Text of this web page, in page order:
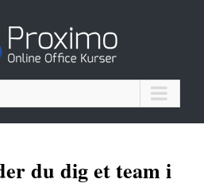
du dig et team i